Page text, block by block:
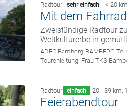
Radtour sehr einfach < 20 km
Mit dem
Zweistündige Radtour
Weltkulturerbe in
ADFC Bamberg BAMBERG
Tourenleitung: Frau TKS
Radtour einfach 20 - 39 km,
Feierabendtour